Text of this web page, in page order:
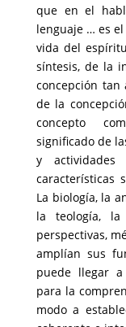
que en el
lenguaje … es
vida del
síntesis, de la
concepción
de la
concepto
significado de
y
características
La biología, la
la teología,
perspectivas,
amplían sus
puede llegar a
para la
modo a